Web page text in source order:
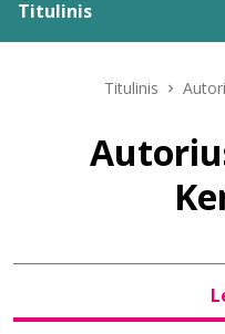
Titulinis
Naujienos
Bibliotekoms
Titulinis